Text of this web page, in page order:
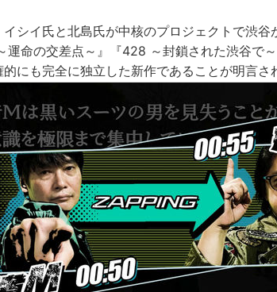
イシイ氏と北島氏が中核のプロジェクトで渋
運命の交差点～』『428 ～封鎖された渋谷で
的にも完全に独立した新作であることが明言さ